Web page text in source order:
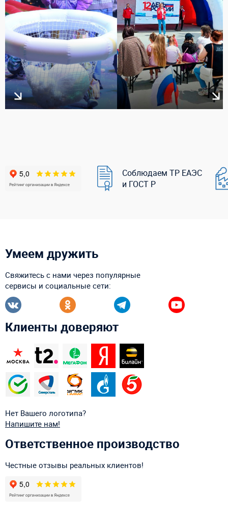
Соблюдаем ТР ЕАЭС
и ГОСТ Р
Умеем дружить
Свяжитесь с нами через популярные
сервисы и социальные сети:
Клиенты доверяют
Нет Вашего логотипа?
Напишите нам!
Ответственное производство
Честные отзывы реальных клиентов!